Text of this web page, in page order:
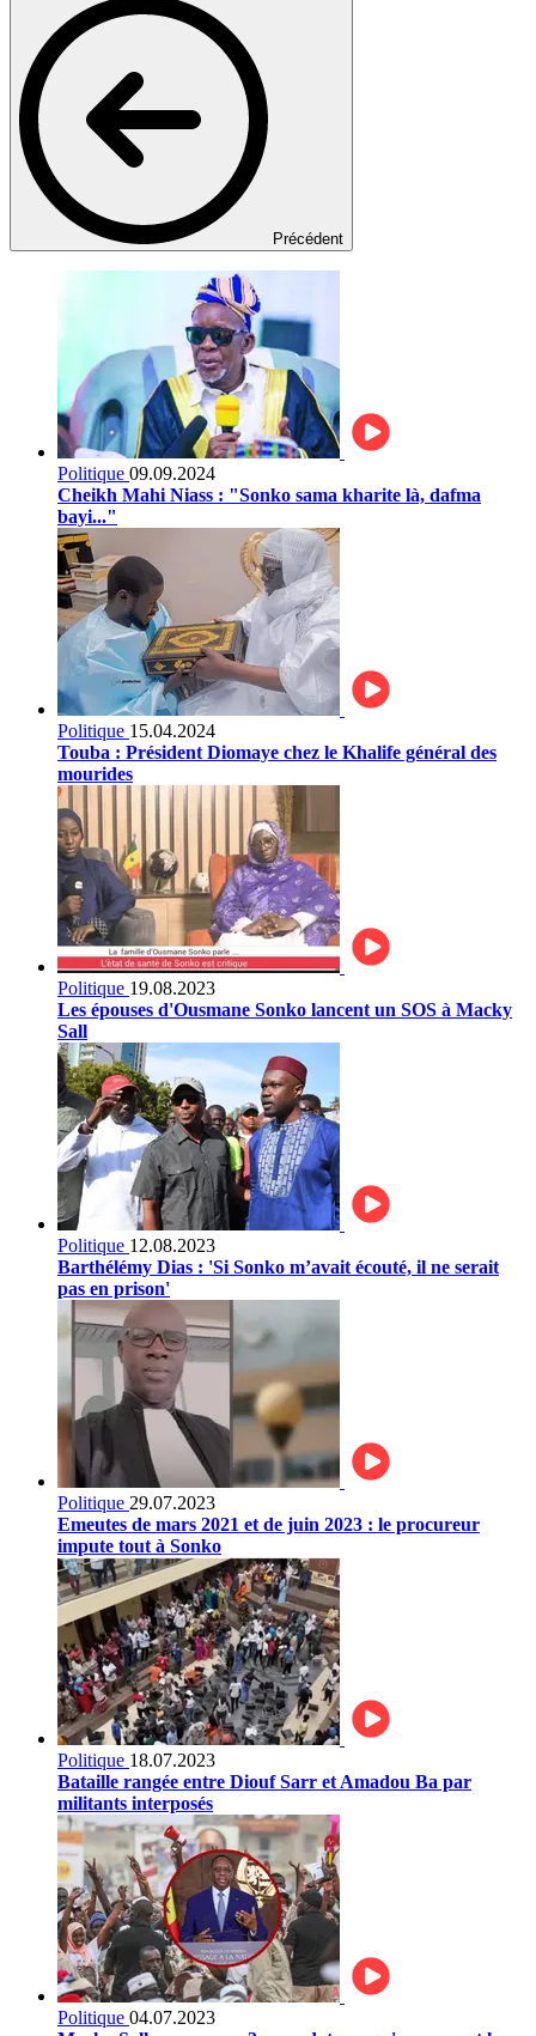
Précédent
Politique 09.09.2024
Cheikh Mahi Niass : "Sonko sama kharite là, dafma
bayi..."
Politique 15.04.2024
Touba : Président Diomaye chez le Khalife général des
mourides
Politique 19.08.2023
Les épouses d'Ousmane Sonko lancent un SOS à Macky
Sall
Politique 12.08.2023
Barthélémy Dias : 'Si Sonko m’avait écouté, il ne serait
pas en prison'
Politique 29.07.2023
Emeutes de mars 2021 et de juin 2023 : le procureur
impute tout à Sonko
Politique 18.07.2023
Bataille rangée entre Diouf Sarr et Amadou Ba par
militants interposés
Politique 04.07.2023